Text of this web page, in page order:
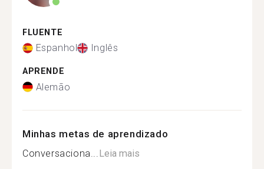
FLUENTE
Espanhol Inglês
APRENDE
Alemão
Minhas metas de aprendizado
Conversaciona... Leia mais